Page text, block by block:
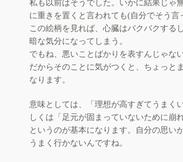
私も以前はそうでした。いかに結果じゃ
に重きを置くと言われても(自分でそう言
この絵柄を見れば、心臓はバクバクする
暗な気分になってしまう。
でもね、悪いことばかりを表すんじゃな
だからそのことに気がつくと、ちょっと
なります。
意味としては、「理想が高すぎてうまく
しくは「足元が固まっていないために崩
というのが基本になります。自分の思い
うまく行かないんですね。